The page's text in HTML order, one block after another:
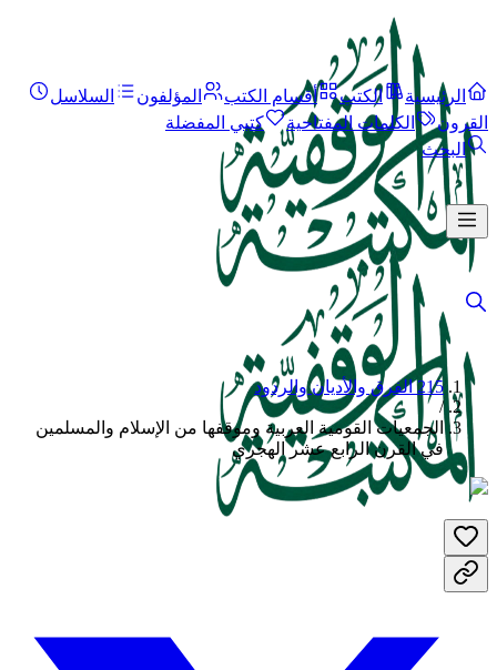
الرئيسية الكتب أقسام الكتب المؤلفون
السلاسل
القرون
الكلمات المفتاحية
كتبي المفضلة
البحث
215 الفرق والأديان والردود
/
الجمعيات القومية العربية وموقفها من الإسلام والمسلمين
في القرن الرابع عشر الهجري